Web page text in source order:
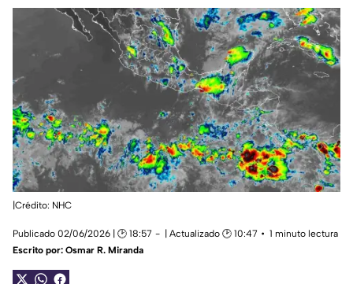
|Crédito: NHC
Publicado 02/06/2026 | 🕑 18:57 | Actualizado 🕑 10:47
1 minuto lectura
Escrito por: Osmar R. Miranda